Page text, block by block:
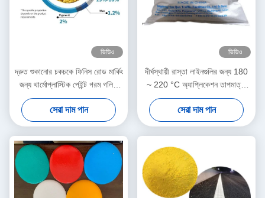
ভিডিও
দ্রুত শুকানোর চকচকে ফিনিস রোড মার্কিং
জন্য থার্মোপ্লাস্টিক পেইন্ট গরম গলিত
রোড মার্কিং পেইন্ট
সেরা দাম পান
ভিডিও
দীর্ঘস্থায়ী রাস্তা লাইনগুলির জন্য 180
~ 220 °C অ্যাপ্লিকেশন তাপমাত্রা
এবং দ্রুত শুকানোর (3 মিনিট) সঙ্গে C5
রজন থার্মোপ্লাস্টিক রাস্তা চিহ্নিতকরণ
পেইন্ট
সেরা দাম পান